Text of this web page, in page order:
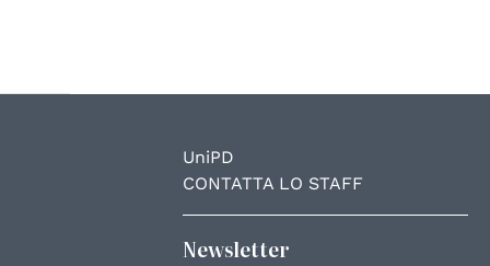
UniPD
CONTATTA LO STAFF
Newsletter